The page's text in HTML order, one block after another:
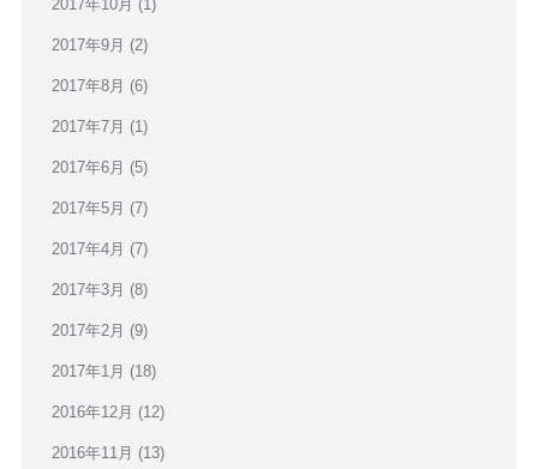
2017年10月 (1)
2017年9月 (2)
2017年8月 (6)
2017年7月 (1)
2017年6月 (5)
2017年5月 (7)
2017年4月 (7)
2017年3月 (8)
2017年2月 (9)
2017年1月 (18)
2016年12月 (12)
2016年11月 (13)